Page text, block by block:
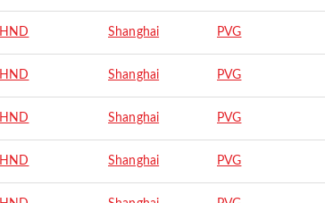
HND Shanghai PVG
HND Shanghai PVG
HND Shanghai PVG
HND Shanghai PVG